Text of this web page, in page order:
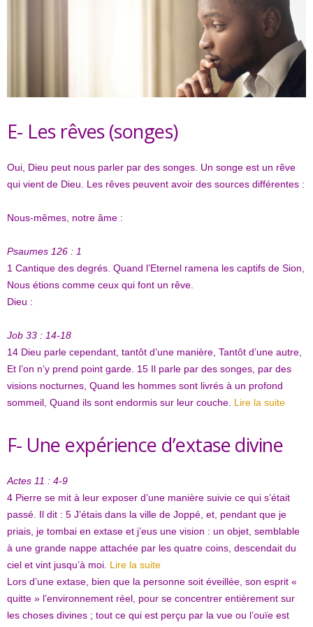
E- Les rêves (songes)
Oui, Dieu peut nous parler par des songes. Un songe est un rêve
qui vient de Dieu. Les rêves peuvent avoir des sources différentes :
Nous-mêmes, notre âme :
Psaumes 126 : 1
1 Cantique des degrés. Quand l’Eternel ramena les captifs de Sion,
Nous étions comme ceux qui font un rêve.
Dieu :
Job 33 : 14-18
14 Dieu parle cependant, tantôt d’une manière, Tantôt d’une autre,
Et l’on n’y prend point garde. 15 Il parle par des songes, par des
visions nocturnes, Quand les hommes sont livrés à un profond
sommeil, Quand ils sont endormis sur leur couche. Lire la suite
F- Une expérience d’extase divine
Actes 11 : 4-9
4 Pierre se mit à leur exposer d’une manière suivie ce qui s’était
passé. Il dit : 5 J’étais dans la ville de Joppé, et, pendant que je
priais, je tombai en extase et j’eus une vision : un objet, semblable
à une grande nappe attachée par les quatre coins, descendait du
ciel et vint jusqu’à moi. Lire la suite
Lors d’une extase, bien que la personne soit éveillée, son esprit «
quitte » l’environnement réel, pour se concentrer entièrement sur
les choses divines ; tout ce qui est perçu par la vue ou l’ouïe est